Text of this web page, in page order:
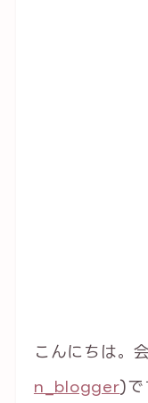
こんにちは。
n_blogger)で